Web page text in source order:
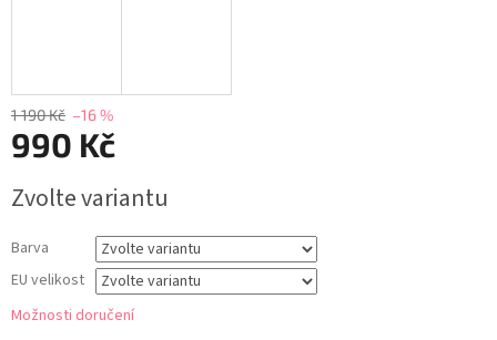
1 190 Kč –16 %
990 Kč
cena:
Zvolte variantu
Barva
EU velikost
Možnosti doručení